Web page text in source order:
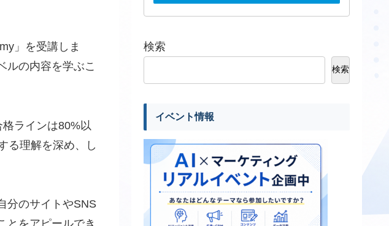
」を受講しま
ルの内容を学ぶこ
ラインは80%以
る理解を深め、し
分のサイトやSNS
とをアピールでき
検索
検索
イベント情報